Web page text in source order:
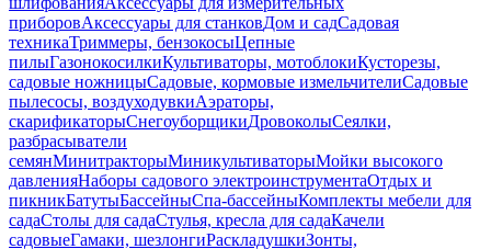
приборовАксессуары для станковДом и садСадовая
техникаТриммеры, бензокосыЦепные
пилыГазонокосилкиКультиваторы, мотоблокиКусторезы,
садовые ножницыСадовые, кормовые измельчителиСадовые
пылесосы, воздуходувкиАэраторы,
скарификаторыСнегоуборщикиДровоколыСеялки,
разбрасыватели
семянМинитракторыМиникультиваторыМойки высокого
давленияНаборы садового электроинструментаОтдых и
пикникБатутыБассейныСпа-бассейныКомплекты мебели для
садаСтолы для садаСтулья, кресла для садаКачели
садовыеГамаки, шезлонгиРаскладушкиЗонты,